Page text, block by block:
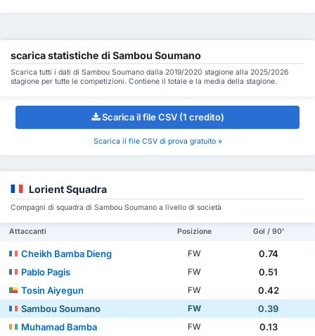
scarica statistiche di Sambou Soumano
Scarica tutti i dati di Sambou Soumano dalla 2019/2020 stagione alla 2025/2026
stagione per tutte le competizioni. Contiene il totale e la media della stagione.
Scarica il file CSV (1 credito)
Scarica il file CSV di prova gratuito »
Lorient Squadra
Compagni di squadra di Sambou Soumano a livello di società
Attaccanti Posizione Gol / 90'
Cheikh Bamba Dieng FW
0.74
Pablo Pagis
FW
0.51
Tosin Aiyegun
FW
0.42
Sambou Soumano
FW
0.39
Muhamad Bamba
FW 0.13